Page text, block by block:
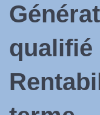
qualifié